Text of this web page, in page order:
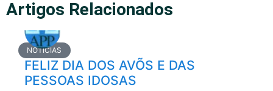
Artigos Relacionados
NOTÍCIAS
FELIZ DIA DOS AVÕS E DAS
PESSOAS IDOSAS